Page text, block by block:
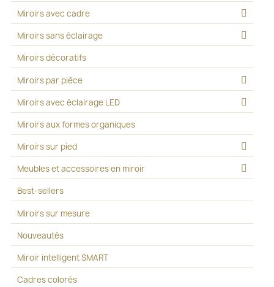
Miroirs avec cadre
Miroirs sans éclairage
Miroirs décoratifs
Miroirs par pièce
Miroirs avec éclairage LED
Miroirs aux formes organiques
Miroirs sur pied
Meubles et accessoires en miroir
Best-sellers
Miroirs sur mesure
Nouveautés
Miroir intelligent SMART
Cadres colorés